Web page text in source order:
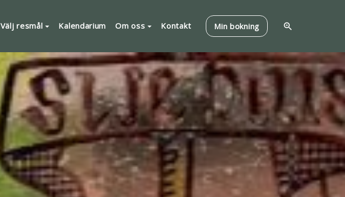
Välj resmål Kalendarium Om oss Kontakt Min bokning zoom_in